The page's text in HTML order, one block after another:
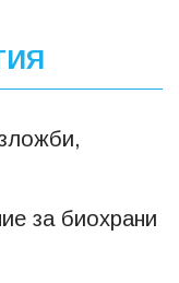
за биохрани